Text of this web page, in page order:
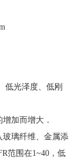
低光泽度、低刚
加而增大．
玻璃纤维、金属添
范围在1~40，低